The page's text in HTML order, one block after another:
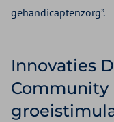
gehandicaptenzorg”.
Innovaties